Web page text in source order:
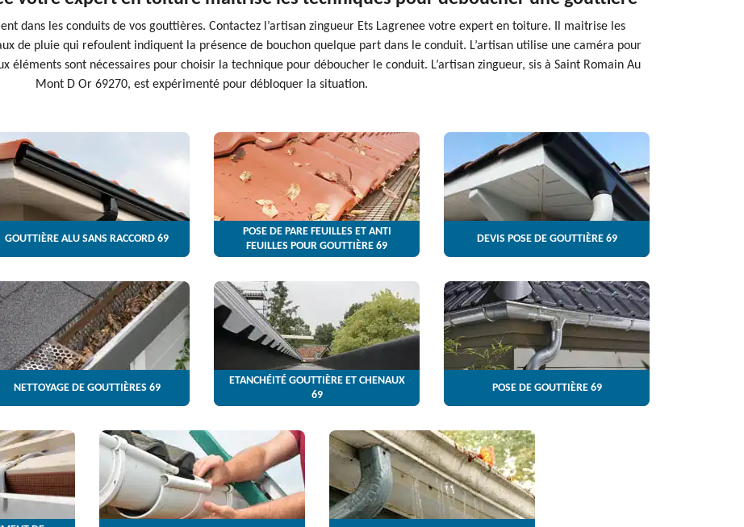
dans les conduits de vos gouttières. Contactez l’artisan zingueur Ets Lagrenee votre expert en toiture. Il maitrise les
de pluie qui refoulent indiquent la présence de bouchon quelque part dans le conduit. L’artisan utilise une caméra pour
éléments sont nécessaires pour choisir la technique pour déboucher le conduit. L’artisan zingueur, sis à Saint Romain Au
Mont D Or 69270, est expérimenté pour débloquer la situation.
GOUTTIÈRE ALU SANS RACCORD 69
POSE DE PARE FEUILLES ET ANTI
FEUILLES POUR GOUTTIÈRE 69
DEVIS POSE DE GOUTTIÈRE 69
NETTOYAGE DE GOUTTIÈRES 69
ETANCHÉITÉ GOUTTIÈRE ET CHENAUX
69
POSE DE GOUTTIÈRE 69